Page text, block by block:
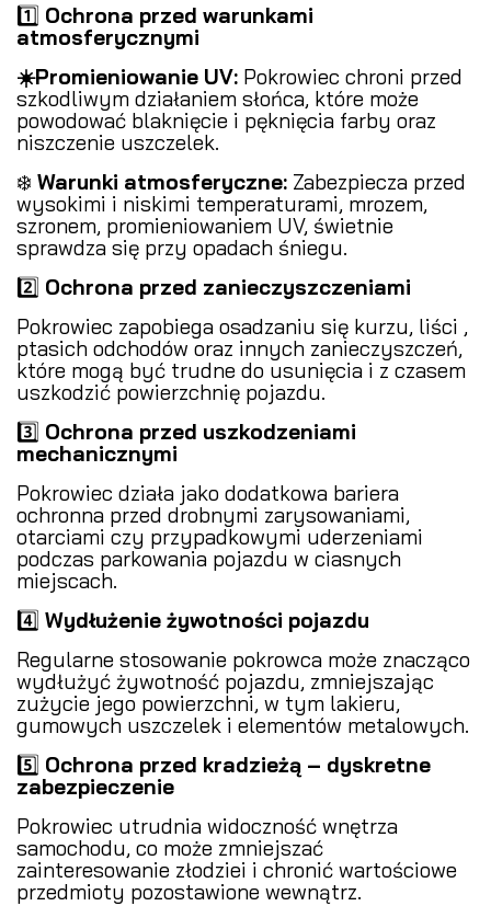
1️⃣ Ochrona przed warunkami
atmosferycznymi
☀️Promieniowanie UV: Pokrowiec chroni przed
szkodliwym działaniem słońca, które może
powodować blaknięcie i pęknięcia farby oraz
niszczenie uszczelek.
❄️ Warunki atmosferyczne: Zabezpiecza przed
wysokimi i niskimi temperaturami, mrozem,
szronem, promieniowaniem UV, świetnie
sprawdza się przy opadach śniegu.
2️⃣ Ochrona przed zanieczyszczeniami
Pokrowiec zapobiega osadzaniu się kurzu, liści ,
ptasich odchodów oraz innych zanieczyszczeń,
które mogą być trudne do usunięcia i z czasem
uszkodzić powierzchnię pojazdu.
3️⃣ Ochrona przed uszkodzeniami
mechanicznymi
Pokrowiec działa jako dodatkowa bariera
ochronna przed drobnymi zarysowaniami,
otarciami czy przypadkowymi uderzeniami
podczas parkowania pojazdu w ciasnych
miejscach.
4️⃣ Wydłużenie żywotności pojazdu
Regularne stosowanie pokrowca może znacząco
wydłużyć żywotność pojazdu, zmniejszając
zużycie jego powierzchni, w tym lakieru,
gumowych uszczelek i elementów metalowych.
5️⃣ Ochrona przed kradzieżą – dyskretne
zabezpieczenie
Pokrowiec utrudnia widoczność wnętrza
samochodu, co może zmniejszać
zainteresowanie złodziei i chronić wartościowe
przedmioty pozostawione wewnątrz.